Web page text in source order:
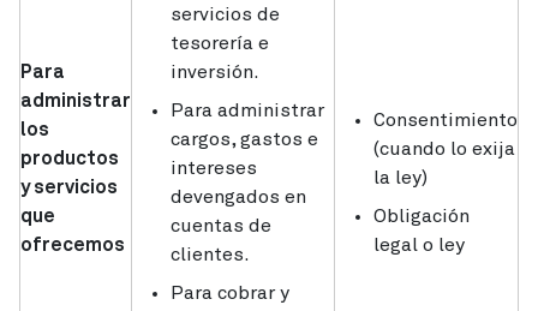
Para
administrar
los
productos
y servicios
que
ofrecemos
servicios de
tesorería e
inversión.
Para administrar
cargos, gastos e
intereses
devengados en
cuentas de
clientes.
Para cobrar y
Consentimiento
(cuando lo exija
la ley)
Obligación
legal o ley